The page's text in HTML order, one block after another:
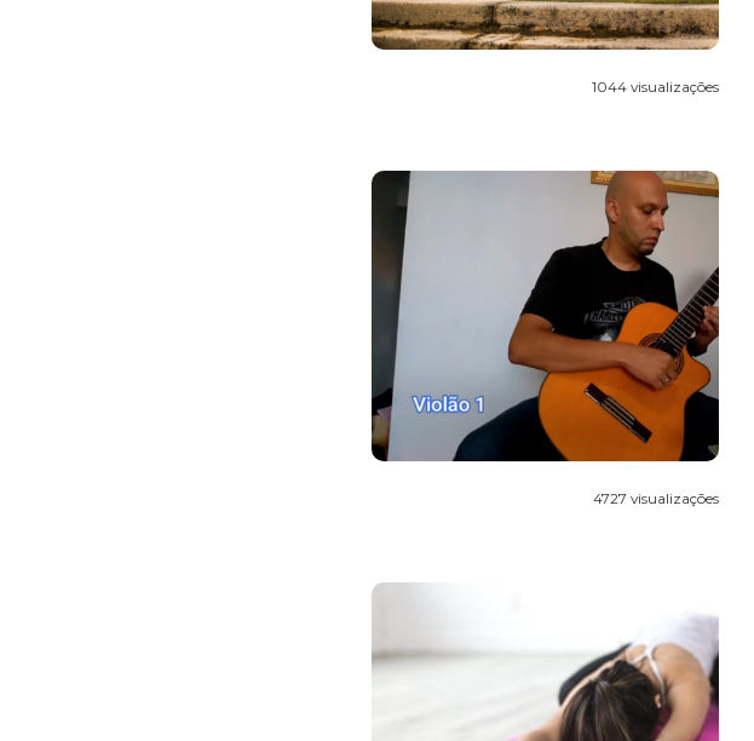
1044 visualizações
4727 visualizações